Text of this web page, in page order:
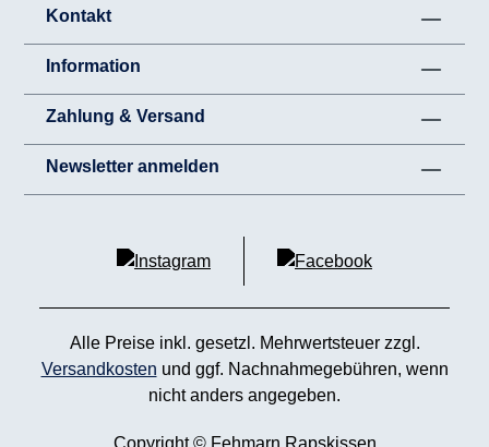
Kontakt
Information
Zahlung & Versand
Newsletter anmelden
Alle Preise inkl. gesetzl. Mehrwertsteuer zzgl.
Versandkosten und ggf. Nachnahmegebühren, wenn
nicht anders angegeben.
Copyright © Fehmarn Rapskissen